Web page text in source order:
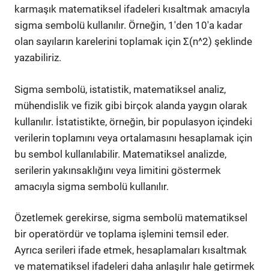
karmaşık matematiksel ifadeleri kısaltmak amacıyla
sigma sembolü kullanılır. Örneğin, 1'den 10'a kadar
olan sayıların karelerini toplamak için Σ(n^2) şeklinde
yazabiliriz.
Sigma sembolü, istatistik, matematiksel analiz,
mühendislik ve fizik gibi birçok alanda yaygın olarak
kullanılır. İstatistikte, örneğin, bir populasyon içindeki
verilerin toplamını veya ortalamasını hesaplamak için
bu sembol kullanılabilir. Matematiksel analizde,
serilerin yakınsaklığını veya limitini göstermek
amacıyla sigma sembolü kullanılır.
Özetlemek gerekirse, sigma sembolü matematiksel
bir operatördür ve toplama işlemini temsil eder.
Ayrıca serileri ifade etmek, hesaplamaları kısaltmak
ve matematiksel ifadeleri daha anlaşılır hale getirmek